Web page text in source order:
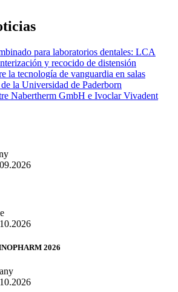
para laboratorios dentales: LCA
y recocido de distensión
la tecnología de vanguardia en salas
la Universidad de Paderborn
Nabertherm GmbH e Ivoclar Vivadent
2026